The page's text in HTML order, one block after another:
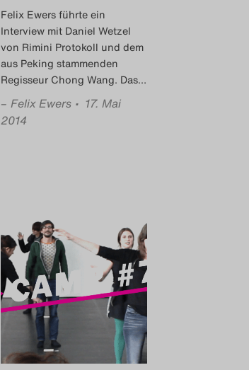
Felix Ewers führte ein
Interview mit Daniel Wetzel
von Rimini Protokoll und dem
aus Peking stammenden
Regisseur Chong Wang. Das…
– Felix Ewers • 17. Mai
2014